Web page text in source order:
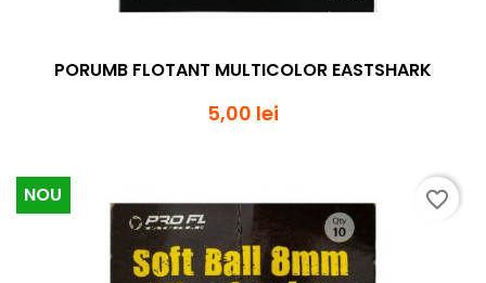
PORUMB FLOTANT MULTICOLOR EASTSHARK
5,00 lei
NOU favorite_border